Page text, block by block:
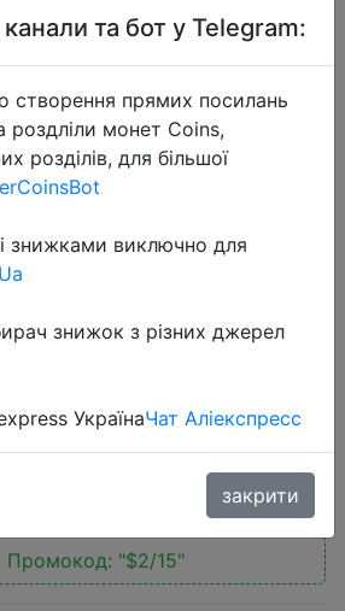
3 1080P Full HD
cam Night Vision EU
YI Cloud
$15.6
Промокод: "$2/15"
та бот у Telegram:
створення прямих посилань
роздліли монет Coins,
розділів, для більшої
знижками виключно для
знижок з різних джерел
УкраїнаЧат Аліекспресс
закрити